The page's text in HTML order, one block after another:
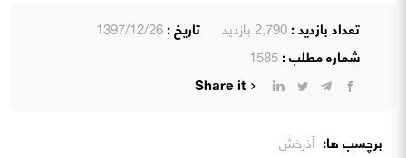
تعداد بازدید :2,790 بازدید تاریخ :1397/12/26
شماره مطلب :1585
Share it
برچسب ها: آذرخش